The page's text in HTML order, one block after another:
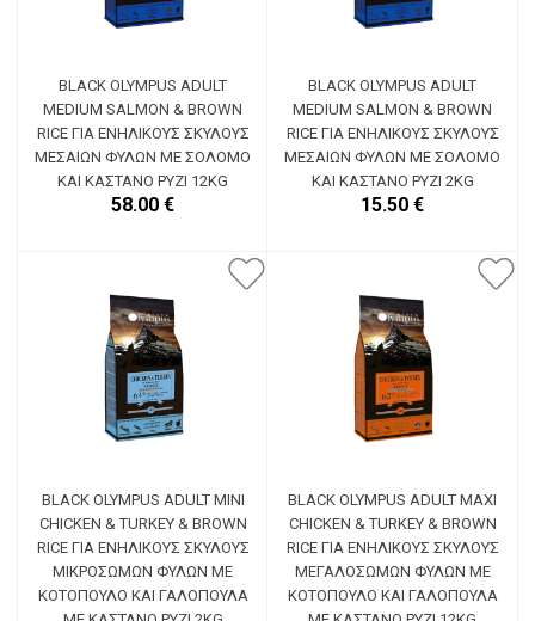
BLACK OLYMPUS ADULT
MEDIUM SALMON & BROWN
RICE ΓΙΑ ΕΝΉΛΙΚΟΥΣ ΣΚΎΛΟΥΣ
ΜΕΣΑΊΩΝ ΦΥΛΏΝ ΜΕ ΣΟΛΟΜΌ
ΚΑΙ ΚΑΣΤΑΝΌ ΡΎΖΙ 12KG
58.00 €
BLACK OLYMPUS ADULT
MEDIUM SALMON & BROWN
RICE ΓΙΑ ΕΝΉΛΙΚΟΥΣ ΣΚΎΛΟΥΣ
ΜΕΣΑΊΩΝ ΦΥΛΏΝ ΜΕ ΣΟΛΟΜΌ
ΚΑΙ ΚΑΣΤΑΝΌ ΡΎΖΙ 2KG
15.50 €
BLACK OLYMPUS ADULT MINI
CHICKEN & TURKEY & BROWN
RICE ΓΙΑ ΕΝΉΛΙΚΟΥΣ ΣΚΎΛΟΥΣ
ΜΙΚΡΌΣΩΜΩΝ ΦΥΛΏΝ ΜΕ
ΚΟΤΌΠΟΥΛΟ ΚΑΙ ΓΑΛΟΠΟΎΛΑ
BLACK OLYMPUS ADULT MAXI
CHICKEN & TURKEY & BROWN
RICE ΓΙΑ ΕΝΉΛΙΚΟΥΣ ΣΚΎΛΟΥΣ
ΜΕΓΑΛΌΣΩΜΩΝ ΦΥΛΏΝ ΜΕ
ΚΟΤΌΠΟΥΛΟ ΚΑΙ ΓΑΛΟΠΟΎΛΑ